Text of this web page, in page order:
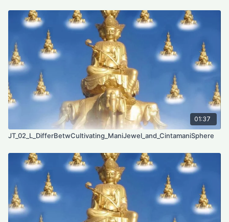
01:37
JT_02_L_DifferBetwCultivating_ManiJewel_and_CintamaniSphere